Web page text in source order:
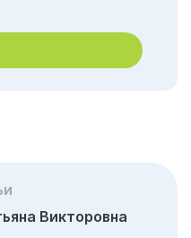
нарколога на
выездеВикторовна